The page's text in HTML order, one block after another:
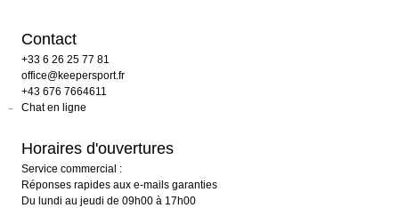
Contact
+33 6 26 25 77 81
office@keepersport.fr
+43 676 7664611
Chat en ligne
Horaires d'ouvertures
Service commercial :
Réponses rapides aux e-mails garanties
Du lundi au jeudi de 09h00 à 17h00